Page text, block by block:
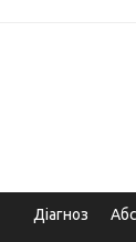
Діагноз